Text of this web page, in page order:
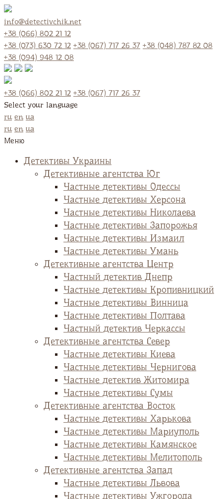
info@detectivchik.net
+38 (066) 802 21 12
+38 (073) 630 72 12 +38 (067) 717 26 37 +38 (048) 787 82 08
+38 (094) 948 12 08
+38 (066) 802 21 12 +38 (067) 717 26 37
Select your language
ru en ua
ru en ua
Меню
Детективы Украины
Детективные агентства Юг
Частные детективы Одессы
Частные детективы Херсона
Частные детективы Николаева
Частные детективы Запорожья
Частные детективы Измаил
Частные детективы Умань
Детективные агентства Центр
Частный детектив Днепр
Частные детективы Кропивницкий
Частные детективы Винница
Частные детективы Полтава
Частный детектив Черкассы
Детективные агентства Север
Частные детективы Киева
Частные детективы Чернигова
Частные детектив Житомира
Частные детективы Сумы
Детективные агентства Восток
Частные детективы Харькова
Частные детективы Мариуполь
Частные детективы Камянское
Частные детективы Мелитополь
Детективные агентства Запад
Частные детективы Львова
Частные детективы Ужгорода